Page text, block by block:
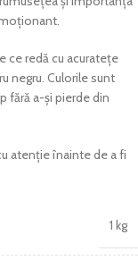
ce redă cu acuratețe
negru. Culorile sunt
fără a-și pierde din
atenție înainte de a fi
1 kg